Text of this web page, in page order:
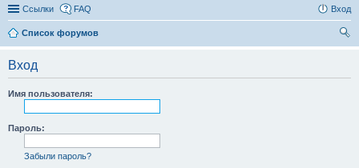
Ссылки FAQ Вход
Список форумов
Вход
Имя пользователя:
Пароль:
Забыли пароль?